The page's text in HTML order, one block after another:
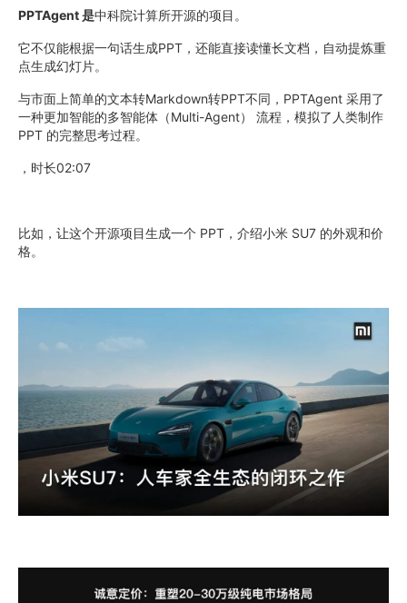
PPTAgent 是中科院计算所开源的项目。
它不仅能根据一句话生成PPT，还能直接读懂长文档，自动提炼重
点生成幻灯片。
与市面上简单的文本转Markdown转PPT不同，PPTAgent 采用了
一种更加智能的多智能体（Multi-Agent） 流程，模拟了人类制作
PPT 的完整思考过程。
，时长02:07
比如，让这个开源项目生成一个 PPT，介绍小米 SU7 的外观和价
格。